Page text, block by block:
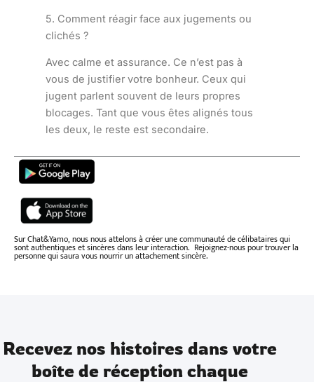
5. Comment réagir face aux jugements ou
clichés ?
Avec calme et assurance. Ce n’est pas à
vous de justifier votre bonheur. Ceux qui
jugent parlent souvent de leurs propres
blocages. Tant que vous êtes alignés tous
les deux, le reste est secondaire.
Sur Chat&Yamo, nous nous attelons à créer une communauté de célibataires qui
sont authentiques et sincères dans leur interaction. Rejoignez-nous pour trouver la
personne qui saura vous nourrir un attachement sincère.
Recevez nos histoires dans votre
boîte de réception chaque